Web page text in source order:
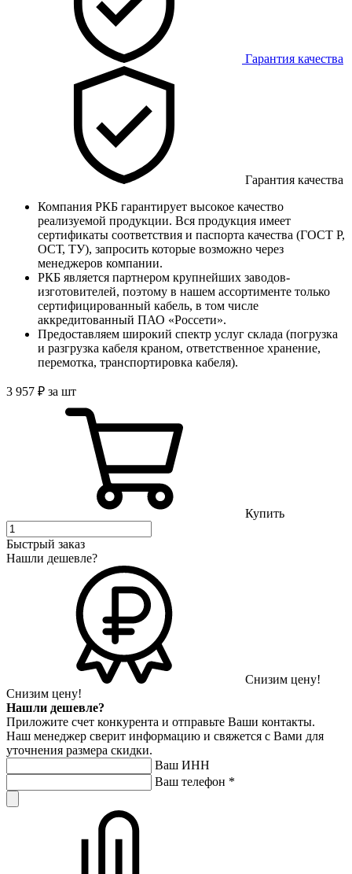
Гарантия качества
Гарантия качества
Компания РКБ гарантирует высокое качество
реализуемой продукции. Вся продукция имеет
сертификаты соответствия и паспорта качества (ГОСТ Р,
ОСТ, ТУ), запросить которые возможно через
менеджеров компании.
РКБ является партнером крупнейших заводов-
изготовителей, поэтому в нашем ассортименте только
сертифицированный кабель, в том числе
аккредитованный ПАО «Россети».
Предоставляем широкий спектр услуг склада (погрузка
и разгрузка кабеля краном, ответственное хранение,
перемотка, транспортировка кабеля).
3 957 ₽ за шт
Купить
Быстрый заказ
Нашли дешевле?
Снизим цену!
Снизим цену!
Нашли дешевле?
Приложите счет конкурента и отправьте Ваши контакты.
Наш менеджер сверит информацию и свяжется с Вами для
уточнения размера скидки.
Ваш ИНН
Ваш телефон *